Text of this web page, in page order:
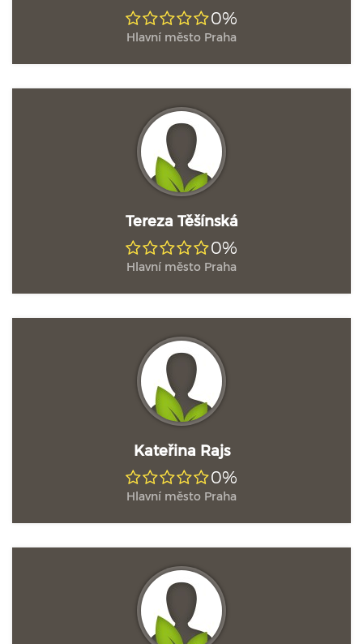
0%
Hlavní město Praha
Tereza Těšínská
0%
Hlavní město Praha
Kateřina Rajs
0%
Hlavní město Praha